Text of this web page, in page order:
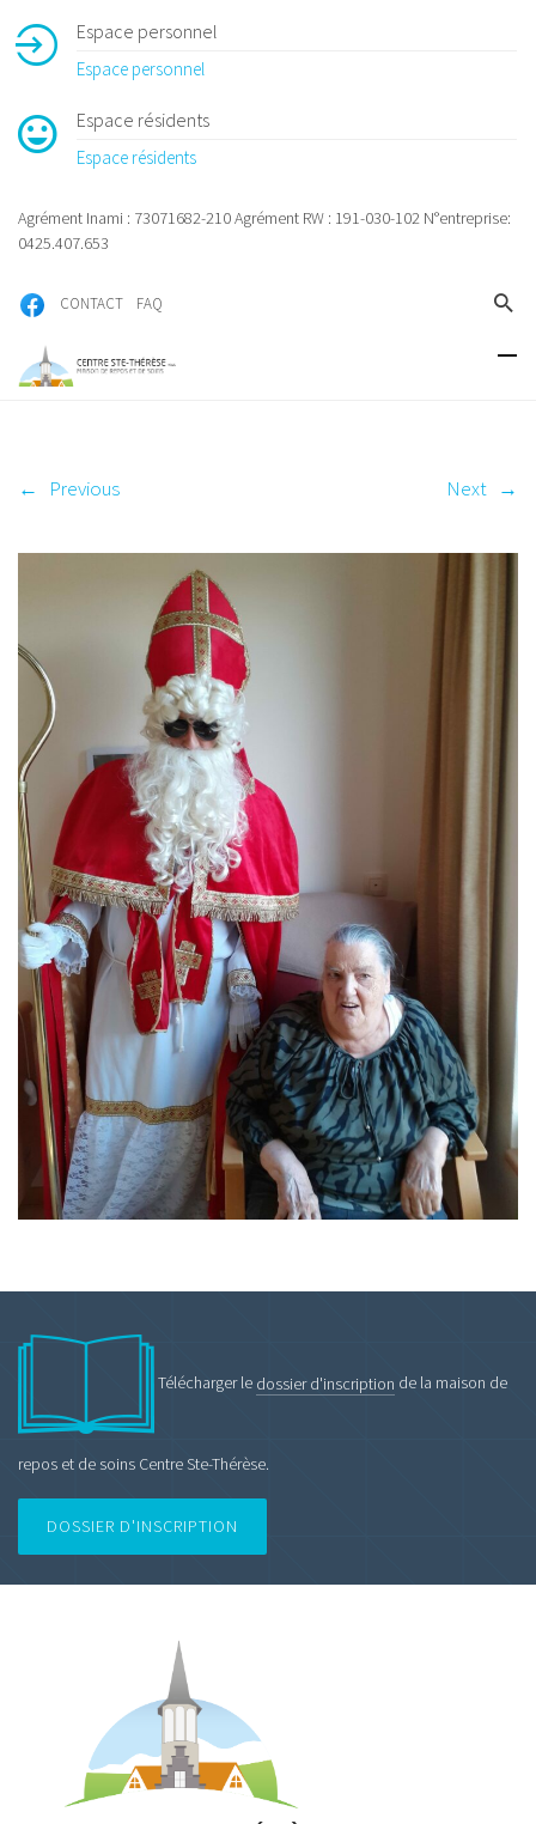
Espace personnel
Espace personnel
Espace résidents
Espace résidents
Agrément Inami : 73071682-210 Agrément RW : 191-030-102 N°entreprise:
0425.407.653
CONTACT FAQ
← Previous Next →
Télécharger le dossier d'inscription de la maison de
repos et de soins Centre Ste-Thérèse.
DOSSIER D'INSCRIPTION